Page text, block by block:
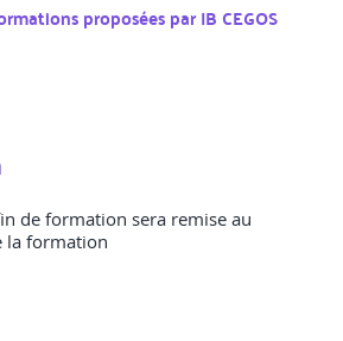
proposées parIB CEGOS
de formation sera remise au
la formation